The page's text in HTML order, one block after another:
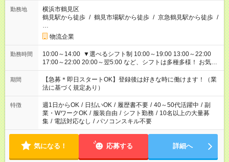
勤務地
横浜市鶴見区
鶴見駅から徒歩 / 鶴見市場駅から徒歩 / 京急鶴見駅から徒歩 /
…
物流企業
勤務時間
10:00～14:00 ▼選べるシフト制 10:00～19:00 13:00～22:00
17:00～22:00 20:00～翌5:00 など、シフトは多種多様！ お気軽
にご相談ください！
期間
【急募＊即日スタートOK】登録後は好きな時に働けます！（業
法に基づく規定あり）
特徴 週1日からOK / 日払いOK / 履歴書不要 / 40～50代活躍中 / 副
業・WワークOK / 服装自由 / シフト勤務 / 10名以上の大量募
集 / 電話対応なし / パソコンスキル不要
気になる！ 応募する 詳細へ